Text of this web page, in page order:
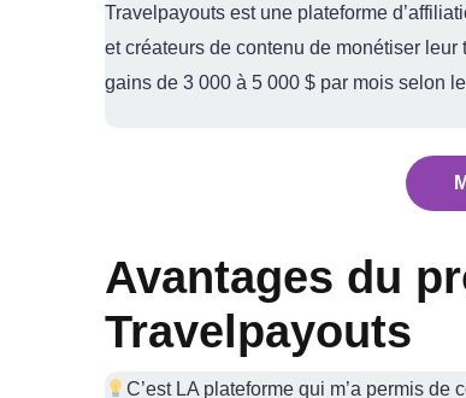
Travelpayouts est une plateforme
et créateurs de contenu de monétiser
gains de 3 000 à 5 000 $ par mois selon
Avantages du
Travelpayouts
C’est LA plateforme qui m’a permis de